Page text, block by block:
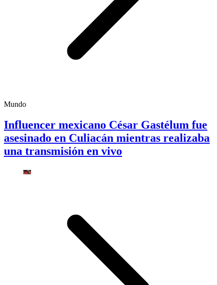
Mundo
Influencer mexicano César Gastélum fue
asesinado en Culiacán mientras realizaba
una transmisión en vivo